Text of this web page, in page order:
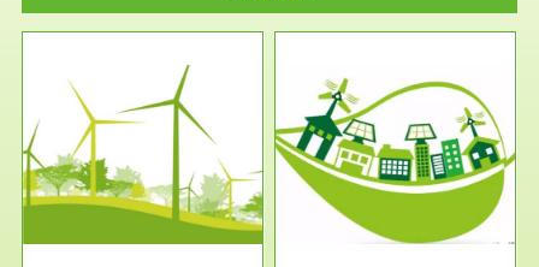
服务范围
环保竣工验收
根据《建设项目环境保护管理条
例》第十七条 编制环境影响报